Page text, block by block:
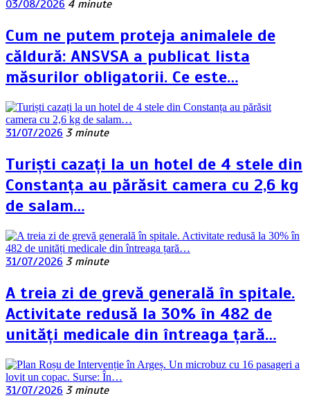
03/08/2026 4 minute
Cum ne putem proteja animalele de
căldură: ANSVSA a publicat lista
măsurilor obligatorii. Ce este…
31/07/2026 3 minute
Turiști cazați la un hotel de 4 stele din
Constanța au părăsit camera cu 2,6 kg
de salam…
31/07/2026 3 minute
A treia zi de grevă generală în spitale.
Activitate redusă la 30% în 482 de
unități medicale din întreaga țară…
31/07/2026 3 minute